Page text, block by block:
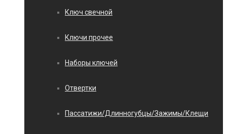
Ключ свечной
Ключи прочее
Наборы ключей
Отвертки
Пассатижи/Длинногубцы/Зажимы/Клещи